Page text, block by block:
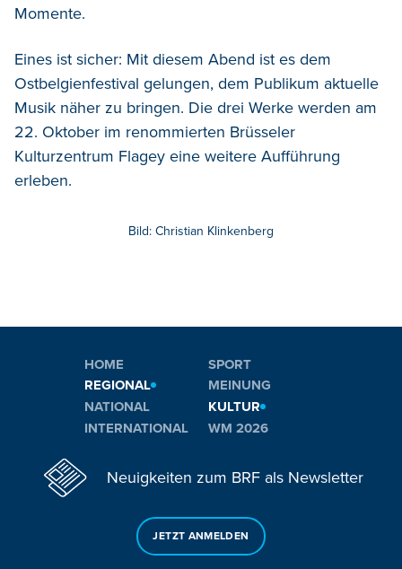
Momente.
Eines ist sicher: Mit diesem Abend ist es dem
Ostbelgienfestival gelungen, dem Publikum aktuelle
Musik näher zu bringen. Die drei Werke werden am
22. Oktober im renommierten Brüsseler
Kulturzentrum Flagey eine weitere Aufführung
erleben.
Bild: Christian Klinkenberg
HOME
REGIONAL
NATIONAL
INTERNATIONAL
SPORT
MEINUNG
KULTUR
WM 2026
Neuigkeiten zum BRF als Newsletter
JETZT ANMELDEN